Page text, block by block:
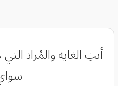
أنتِ الغايه والمُراد